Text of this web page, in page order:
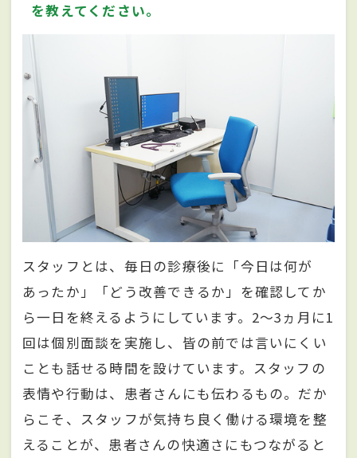
を教えてください。
スタッフとは、毎日の診療後に「今日は何が
あったか」「どう改善できるか」を確認してか
ら一日を終えるようにしています。2〜3ヵ月に1
回は個別面談を実施し、皆の前では言いにくい
ことも話せる時間を設けています。スタッフの
表情や行動は、患者さんにも伝わるもの。だか
らこそ、スタッフが気持ち良く働ける環境を整
えることが、患者さんの快適さにもつながると